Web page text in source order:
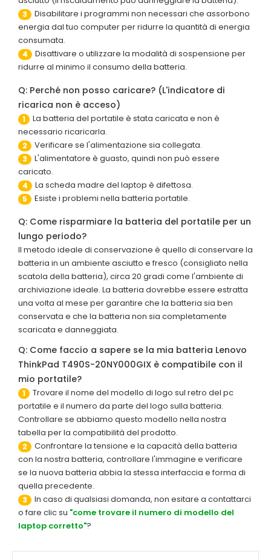
3
Disabilitare i programmi non necessari che assorbono
energia dal tuo computer per ridurre la quantità di energia
consumata.
4
Disattivare o utilizzare la modalità di sospensione per
ridurre al minimo il consumo della batteria.
Q: Perché non posso caricare? (L'indicatore di
ricarica non è acceso)
1
La batteria del portatile è stata caricata e non è
necessario ricaricarla.
2 Verificare se l'alimentazione sia collegata.
3
L'alimentatore è guasto, quindi non può essere
caricato.
4 La scheda madre del laptop è difettosa.
5 Esiste i problemi nella batteria portatile.
Q: Come risparmiare la batteria del portatile per un
lungo periodo?
Il metodo ideale di conservazione è quello di conservare la
batteria in un ambiente asciutto e fresco (consigliato nella
scatola della batteria), circa 20 gradi come l'ambiente di
archiviazione ideale. La batteria dovrebbe essere estratta
una volta al mese per garantire che la batteria sia ben
conservata e che la batteria non sia completamente
scaricata e danneggiata.
Q: Come faccio a sapere se la mia batteria Lenovo
ThinkPad T490S-20NY000GIX è compatibile con il
mio portatile?
1
Trovare il nome del modello di logo sul retro del pc
portatile e il numero da parte del logo sulla batteria.
Controllare se abbiamo questo modello nella nostra
tabella per la compatibilità del prodotto.
2
Confrontare la tensione e la capacità della batteria
con la nostra batteria, controllare l'immagine e verificare
se la nuova batteria abbia la stessa interfaccia e forma di
quella precedente.
3
In caso di qualsiasi domanda, non esitare a contattarci
o fare clic su "come trovare il numero di modello del
laptop corretto"?